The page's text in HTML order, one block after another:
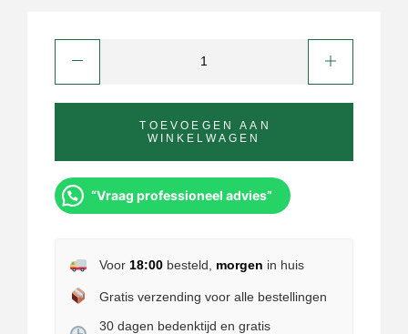
TOEVOEGEN AAN
WINKELWAGEN
“Vraag professioneel advies”
Voor 18:00besteld, morgen in huis
Gratis verzending voor alle bestellingen
30 dagen bedenktijd en gratis